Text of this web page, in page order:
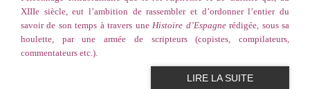
XIIIe siècle, eut l’ambition de rassembler et d’ordonner l’entier du
savoir de son temps à travers uneHistoire d’Espagnerédigée, sous sa
houlette, par une armée de scripteurs (copistes, compilateurs,
commentateurs etc.).
LIRE LA SUITE